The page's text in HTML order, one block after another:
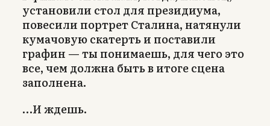
установили стол для президиума,
повесили портрет Сталина, натянули
кумачовую скатерть и поставили
графин — ты понимаешь, для чего это
все, чем должна быть в итоге сцена
заполнена.
…И ждешь.